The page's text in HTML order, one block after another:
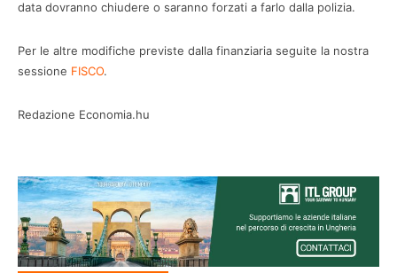
data dovranno chiudere o saranno forzati a farlo dalla polizia.
Per le altre modifiche previste dalla finanziaria seguite la nostra
sessione FISCO.
Redazione Economia.hu